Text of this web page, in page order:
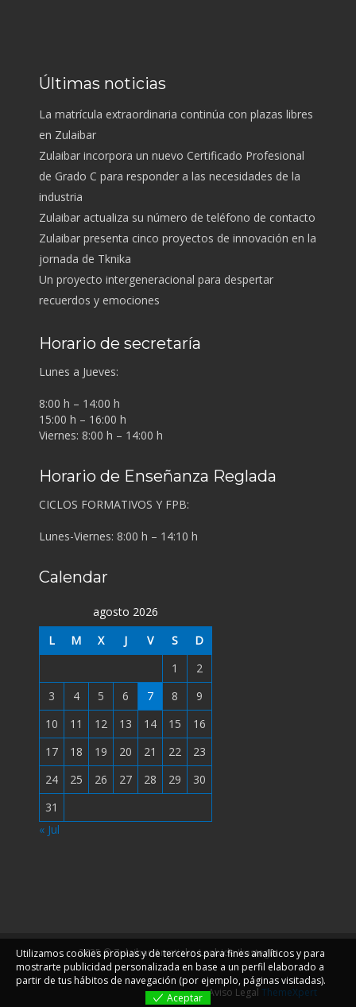
Últimas noticias
La matrícula extraordinaria continúa con plazas libres
en Zulaibar
Zulaibar incorpora un nuevo Certificado Profesional
de Grado C para responder a las necesidades de la
industria
Zulaibar actualiza su número de teléfono de contacto
Zulaibar presenta cinco proyectos de innovación en la
jornada de Tknika
Un proyecto intergeneracional para despertar
recuerdos y emociones
Horario de secretaría
Lunes a Jueves:
8:00 h – 14:00 h
15:00 h – 16:00 h
Viernes: 8:00 h – 14:00 h
Horario de Enseñanza Reglada
CICLOS FORMATIVOS Y FPB:
Lunes-Viernes: 8:00 h – 14:10 h
Calendar
agosto 2026
L
M X J V S
D
1
2
3
4 5 6 7 8
9
10
11 12 13 14 15
16
17
18 19 20 21 22
23
24
25 26 27 28 29
30
31
« Jul
2025 © Zulaibar Arratiako Lanbide Ikastegia
Aviso LegalThemeXpert
Utilizamos cookies propias y de terceros para fines analíticos y para
mostrarte publicidad personalizada en base a un perfil elaborado a
partir de tus hábitos de navegación (por ejemplo, páginas visitadas).
Aceptar